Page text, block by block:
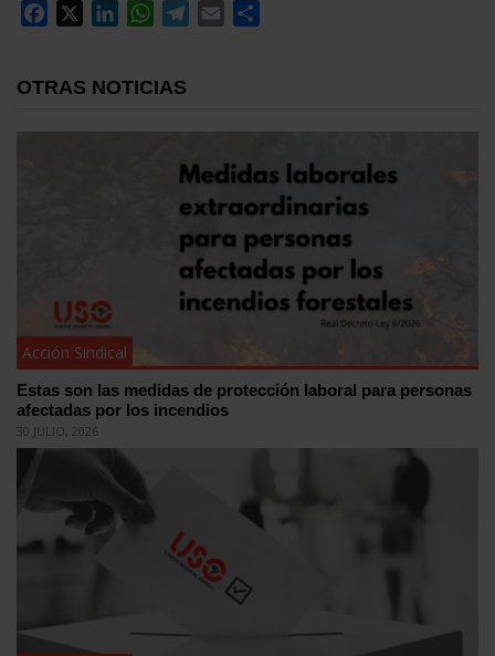
Facebook
LinkedInWhatsApp
Telegram
Email
OTRAS NOTICIAS
Acción Sindical
Estas son las medidas de protección laboral para personas
afectadas por los incendios
30 JULIO, 2026